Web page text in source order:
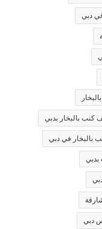
دبي
كنب بالبخار بدبي
بالبخار في دبي
دبي